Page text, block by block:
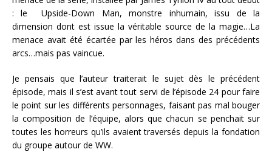
: le Upside-Down Man, monstre inhumain, issu de la
dimension dont est issue la véritable source de la magie…La
menace avait été écartée par les héros dans des précédents
arcs…mais pas vaincue.
Je pensais que l’auteur traiterait le sujet dès le précédent
épisode, mais il s’est avant tout servi de l’épisode 24 pour faire
le point sur les différents personnages, faisant pas mal bouger
la composition de l’équipe, alors que chacun se penchait sur
toutes les horreurs qu’ils avaient traversés depuis la fondation
du groupe autour de WW.